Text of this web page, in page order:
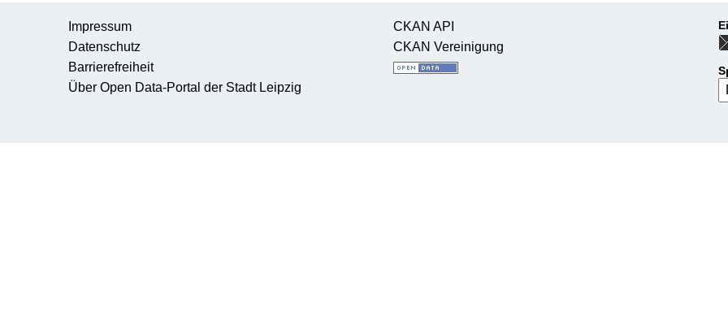
Impressum
Datenschutz
Barrierefreiheit
Über Open Data-Portal der Stadt Leipzig
CKAN API
CKAN Vereinigung